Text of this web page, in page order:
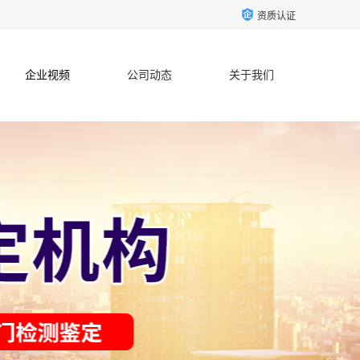
资质认证
企业视频 公司动态 关于我们